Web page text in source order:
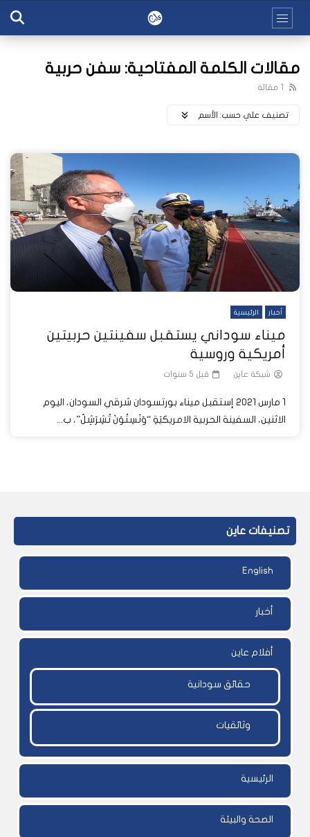
مقالات الكلمة المفتاحية: سفن حربية
1 مقالة
تصنيف علي حسب: اﻷسم
أخبار الرئيسية
ميناء سوداني يستقبل سفينتين حربيتين
أمريكية وروسية
شبكة عاين قبل 5 سنوات
1 مارس 2021 إستقبل ميناء بورتسودان شرقي السودان، اليوم
الاثنين، السفينة الحربية الامريكيَةِ “وَنَسِتْوَنَ تْشِرَشِلُ”، ب...
تصنيفات عاين
English
أخبار
أفلام عاين
حقائق سودانية
وثائقيات
الرئيسية
الصحة والبيئة